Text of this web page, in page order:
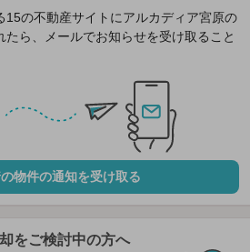
15の不動産サイトにアルカディア宮原の
たら、メールでお知らせを受け取ること
物件の通知を受け取る
をご検討中の方へ